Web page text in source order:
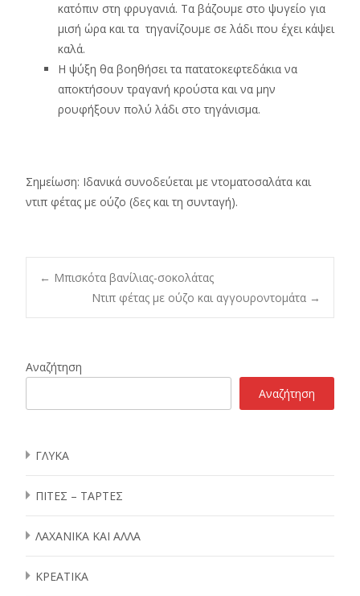
κατόπιν στη φρυγανιά. Tα βάζουμε στο ψυγείο για
μισή ώρα και τα τηγανίζουμε σε λάδι που έχει κάψει
καλά.
Η ψύξη θα βοηθήσει τα πατατοκεφτεδάκια να
αποκτήσουν τραγανή κρούστα και να μην
ρουφήξουν πολύ λάδι στο τηγάνισμα.
Σημείωση: Ιδανικά συνοδεύεται με ντοματοσαλάτα και
ντιπ φέτας με ούζο (δες και τη συνταγή).
Post
← Μπισκότα βανίλιας-σοκολάτας
Ντιπ φέτας με ούζο και αγγουροντομάτα →
Αναζήτηση
Αναζήτηση
ΓΛΥΚΑ
ΠΙΤΕΣ – ΤΑΡΤΕΣ
ΛΑΧΑΝΙΚΑ ΚΑΙ ΑΛΛΑ
ΚΡΕΑΤΙΚΑ